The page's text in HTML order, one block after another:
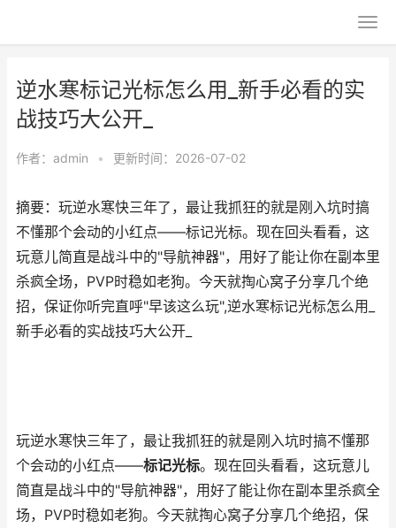
逆水寒标记光标怎么用_新手必看的实
战技巧大公开_
作者： admin • 更新时间：2026-07-02
摘要：玩逆水寒快三年了，最让我抓狂的就是刚入坑时搞
不懂那个会动的小红点——标记光标。现在回头看看，这
玩意儿简直是战斗中的"导航神器"，用好了能让你在副本里
杀疯全场，PVP时稳如老狗。今天就掏心窝子分享几个绝
招，保证你听完直呼"早该这么玩",逆水寒标记光标怎么用_
新手必看的实战技巧大公开_
玩逆水寒快三年了，最让我抓狂的就是刚入坑时搞不懂那
个会动的小红点——标记光标。现在回头看看，这玩意儿
简直是战斗中的"导航神器"，用好了能让你在副本里杀疯全
场，PVP时稳如老狗。今天就掏心窝子分享几个绝招，保